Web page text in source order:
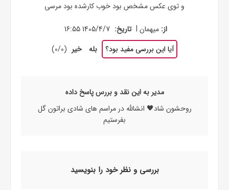
و توی عکس مشخص بود خوب کارشده بود مرسی
از: میهمان | تاریخ: 1405/4/7 16:55
آیا این بررسی مفید بود؟
بله خیر (
0/0
)
مدیر به این نقد و بررس پاسخ داده
روحشون شاد🖤 انشالله در مراسم های شادی براتون گل
بفرستیم
بررسی و نظر خود را بنویسید